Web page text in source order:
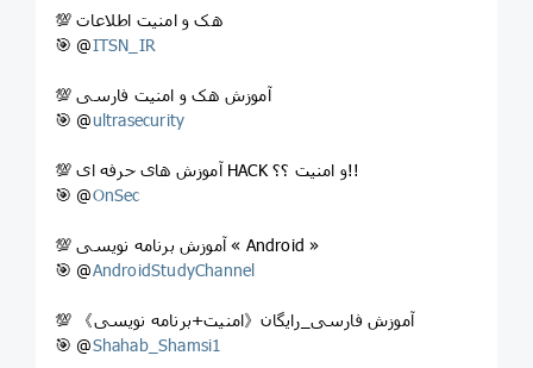
💯 هک و امنیت اطلاعات
🎯 @ITSN_IR
💯 آموزش هک و امنیت فارسی
🎯 @ultrasecurity
💯 آموزش های حرفه ای HACK و امنیت ؟؟!!
🎯 @OnSec
💯 آموزش برنامه نویسی « Android »
🎯 @AndroidStudyChannel
💯 آموزش فارسی_رایگان《امنیت+برنامه نویسی》
🎯 @Shahab_Shamsi1